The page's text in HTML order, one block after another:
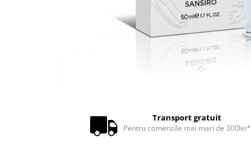
Transport gratuit
Pentru comenzile mai mari de 300lei*